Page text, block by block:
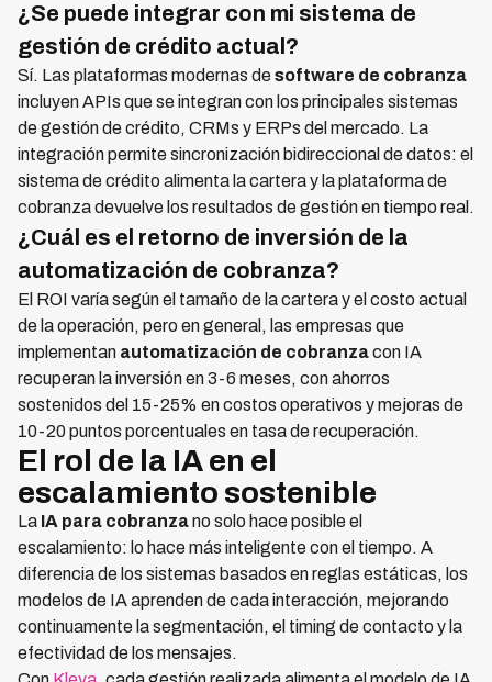
¿Se puede integrar con mi sistema de
gestión de crédito actual?
Sí. Las plataformas modernas desoftware de cobranza
incluyen APIs que se integran con los principales sistemas
de gestión de crédito, CRMs y ERPs del mercado. La
integración permite sincronización bidireccional de datos: el
sistema de crédito alimenta la cartera y la plataforma de
cobranza devuelve los resultados de gestión en tiempo real.
¿Cuál es el retorno de inversión de la
automatización de cobranza?
El ROI varía según el tamaño de la cartera y el costo actual
de la operación, pero en general, las empresas que
implementan automatización de cobranzacon IA
recuperan la inversión en 3-6 meses, con ahorros
sostenidos del 15-25% en costos operativos y mejoras de
10-20 puntos porcentuales en tasa de recuperación.
El rol de la IA en el
escalamiento sostenible
La IA para cobranzano solo hace posible el
escalamiento: lo hace más inteligente con el tiempo. A
diferencia de los sistemas basados en reglas estáticas, los
modelos de IA aprenden de cada interacción, mejorando
continuamente la segmentación, el timing de contacto y la
efectividad de los mensajes.